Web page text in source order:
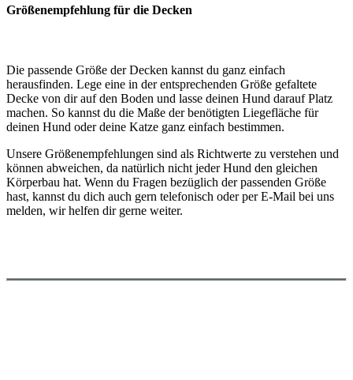
Größenempfehlung für die Decken
Die passende Größe der Decken kannst du ganz einfach
herausfinden. Lege eine in der entsprechenden Größe gefaltete
Decke von dir auf den Boden und lasse deinen Hund darauf Platz
machen. So kannst du die Maße der benötigten Liegefläche für
deinen Hund oder deine Katze ganz einfach bestimmen.
Unsere Größenempfehlungen sind als Richtwerte zu verstehen und
können abweichen, da natürlich nicht jeder Hund den gleichen
Körperbau hat. Wenn du Fragen bezüglich der passenden Größe
hast, kannst du dich auch gern telefonisch oder per E-Mail bei uns
melden, wir helfen dir gerne weiter.